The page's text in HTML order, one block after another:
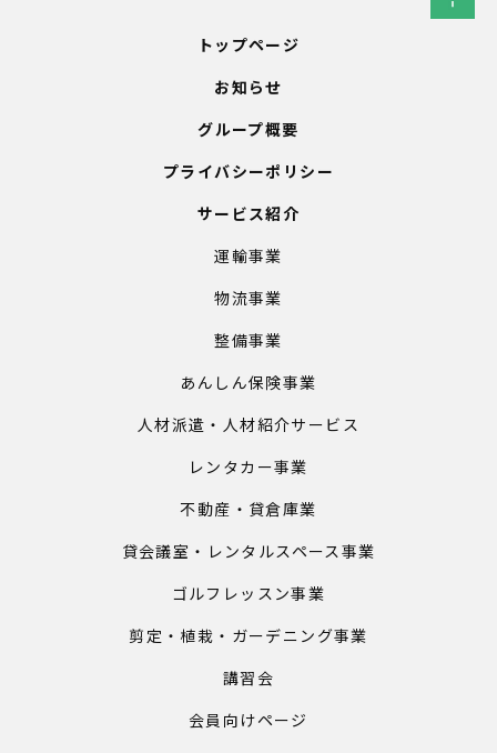
トップページ
お知らせ
グループ概要
プライバシーポリシー
サービス紹介
運輸事業
物流事業
整備事業
あんしん保険事業
人材派遣・人材紹介サービス
レンタカー事業
不動産・貸倉庫業
貸会議室・レンタルスペース事業
ゴルフレッスン事業
剪定・植栽・ガーデニング事業
講習会
会員向けページ